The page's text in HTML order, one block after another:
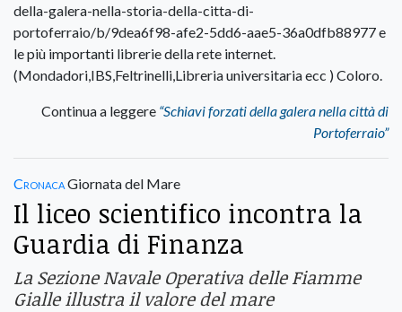
della-galera-nella-storia-della-citta-di-
portoferraio/b/9dea6f98-afe2-5dd6-aae5-36a0dfb88977 e
le più importanti librerie della rete internet.
(Mondadori,IBS,Feltrinelli,Libreria universitaria ecc ) Coloro.
Continua a leggere “Schiavi forzati della galera nella città di
Portoferraio”
CronacaGiornata del Mare
Il liceo scientifico incontra la
Guardia di Finanza
La Sezione Navale Operativa delle Fiamme
Gialle illustra il valore del mare